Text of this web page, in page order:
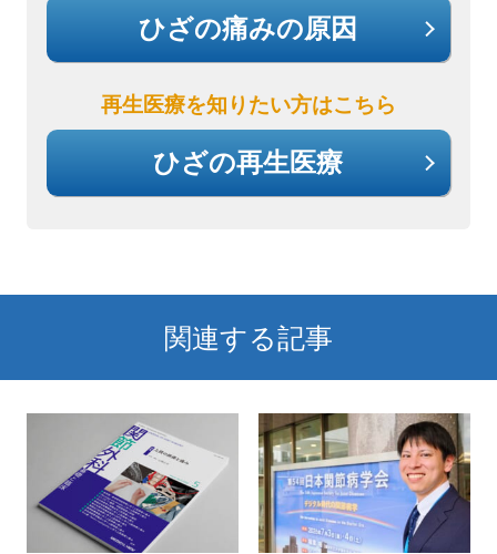
ひざの痛みの原因
再生医療を知りたい方はこちら
ひざの再生医療
関連する記事